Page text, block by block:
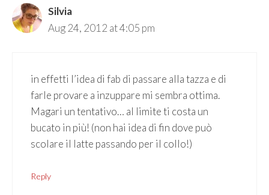
Silvia
Aug 24, 2012 at 4:05 pm
in effetti l’idea di fab di passare alla tazza e di
farle provare a inzuppare mi sembra ottima.
Magari un tentativo… al limite ti costa un
bucato in più! (non hai idea di fin dove può
scolare il latte passando per il collo!)
Reply